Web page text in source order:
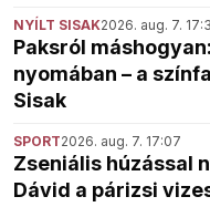
NYÍLT SISAK2026. aug. 7.
Paksról
nyomában – a
Sisak
SPORT2026. aug. 7. 17:07
Zseniális húzással
Dávid a párizsi